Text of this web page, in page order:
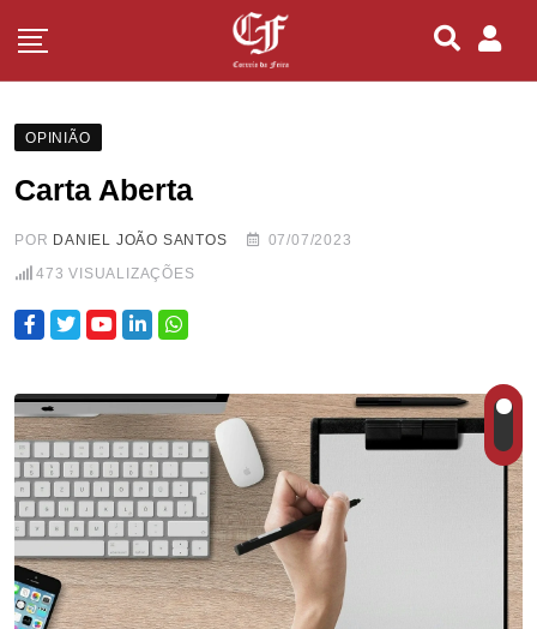
OPINIÃO
Carta Aberta
POR DANIEL JOÃO SANTOS
07/07/2023
473 VISUALIZAÇÕES